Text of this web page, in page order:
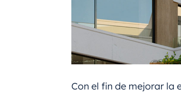
Con el fin de mejorar la